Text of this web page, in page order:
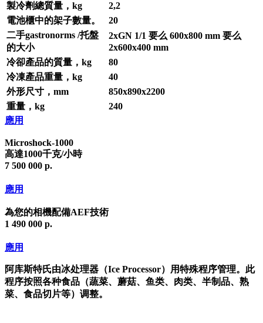
製冷劑總質量，kg
2,2
電池櫃中的架子數量。
20
二手gastronorms /托盤
的大小
2xGN 1/1 要么 600х800 mm 要么
2х600х400 mm
冷卻產品的質量，kg
80
冷凍產品重量，kg
40
外形尺寸，mm
850х890х2200
重量，kg
240
應用
Microshock-1000
高達1000千克/小時
7 500 000 р.
應用
為您的相機配備AEF技術
1 490 000 р.
應用
阿库斯特氏由冰处理器（Ice Processor）用特殊程序管理。此
程序按照各种食品（蔬菜、蘑菇、鱼类、肉类、半制品、熟
菜、食品切片等）调整。